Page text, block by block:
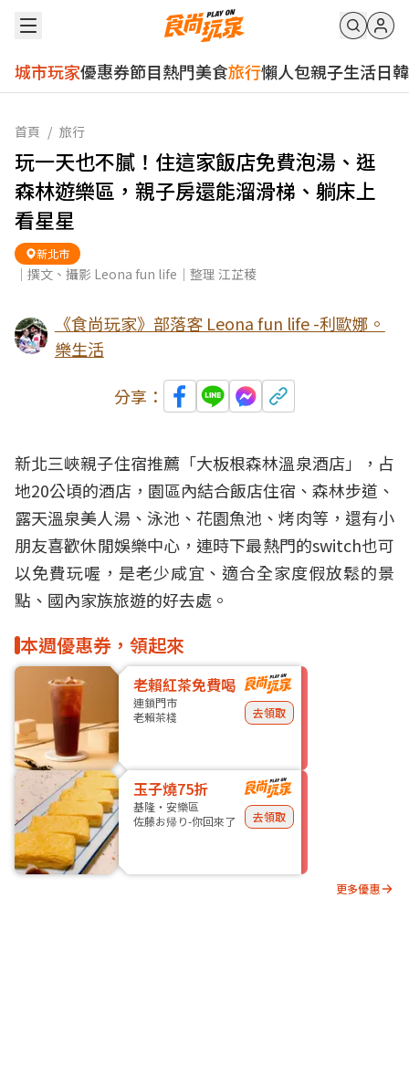
城市玩家優惠券節目熱門美食旅行懶人包親子生活日韓
首頁 / 旅行
玩一天也不膩！住這家飯店免費泡湯、逛
森林遊樂區，親子房還能溜滑梯、躺床上
看星星
新北市
｜撰文、攝影 Leona fun life｜整理 江芷稜
《食尚玩家》部落客 Leona fun life -利歐娜。
樂生活
分享：
新北三峽親子住宿推薦「大板根森林溫泉酒店」，占
地20公頃的酒店，園區內結合飯店住宿、 森林步道 、
露天溫泉美人湯、泳池、花園魚池、烤肉等，還有小
朋友喜歡休閒娛樂中心，連時下最熱門的switch也可
以免費玩喔，是老少咸宜、適合全家度假放鬆的景
點、國內家族旅遊的好去處。
本週優惠券，領起來
老賴紅茶免費喝
連鎖門市
老賴茶棧
去領取
玉子燒75折
基隆・安樂區
佐藤お帰り-你回來了
去領取
更多優惠